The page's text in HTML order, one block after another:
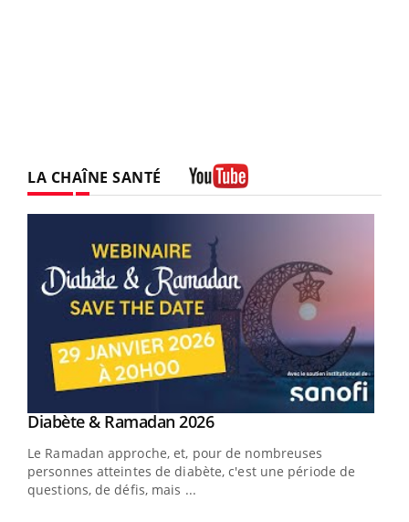
LA CHAÎNE SANTÉ
Youtube
Diabète & Ramadan 2026Youtube
Le Ramadan approche, et, pour de nombreuses
personnes atteintes de diabète, c'est une période de
questions, de défis, mais ...
Youtube
Un « jumeau numérique » pour faciliter l’accès
Un établissement lié à un groupe mutualiste innove en
matière de bilan de santé : l'utilisation d'un « jumeau